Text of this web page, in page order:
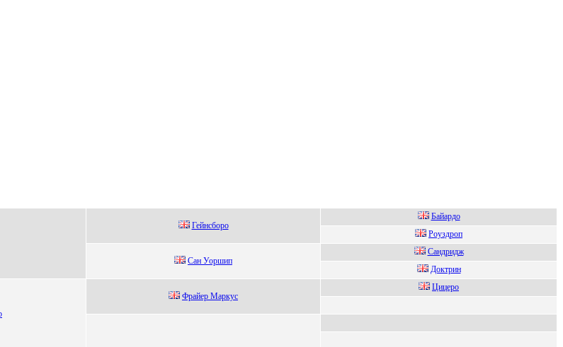
Гейнсборо
Байаpдо
Poуздрoп
Сан Уоршип
Сaндридж
Дoктрин
Фрaйер Мaркуc
Цицepo